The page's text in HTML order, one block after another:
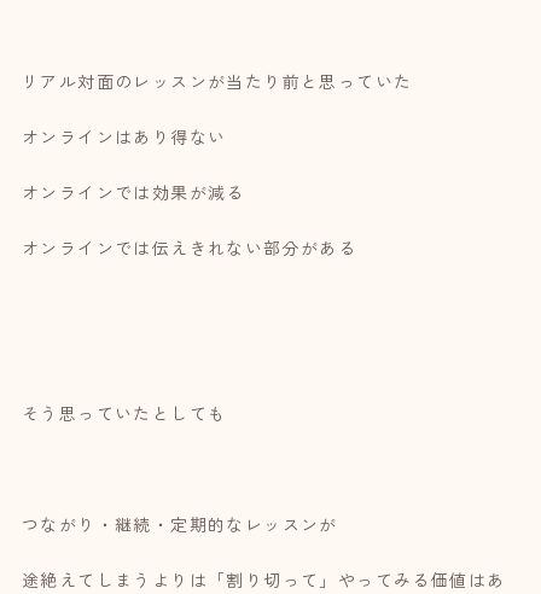
リアル対面のレッスンが当たり前と思っていた
オンラインはあり得ない
オンラインでは効果が減る
オンラインでは伝えきれない部分がある
そう思っていたとしても
つながり・継続・定期的なレッスンが
途絶えてしまうよりは「割り切って」やってみる価値はあ